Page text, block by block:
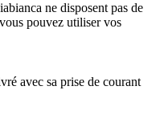
ne disposent pas de
pouvez utiliser vos
avec sa prise de courant